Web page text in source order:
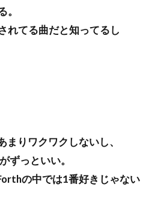
。
れてる曲だと知ってるし
まりワクワクしないし、
ずっといい。
の中では1番好きじゃない